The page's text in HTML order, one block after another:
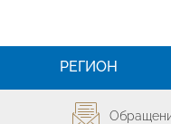
РЕГИОН